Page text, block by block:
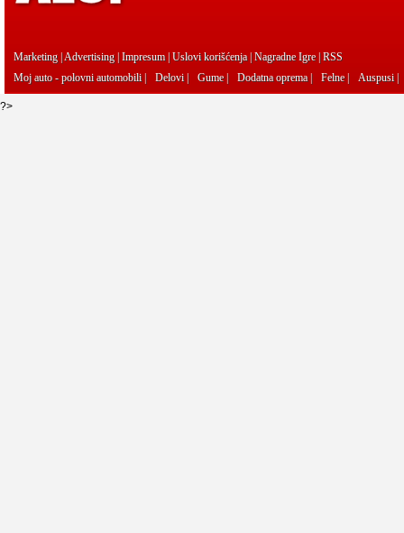
Marketing|Advertising|Impresum|Uslovi korišćenja|Nagradne Igre|RSS
Moj auto - polovni automobili
Delovi Gume| Dodatna oprema| Felne| Auspusi
?>